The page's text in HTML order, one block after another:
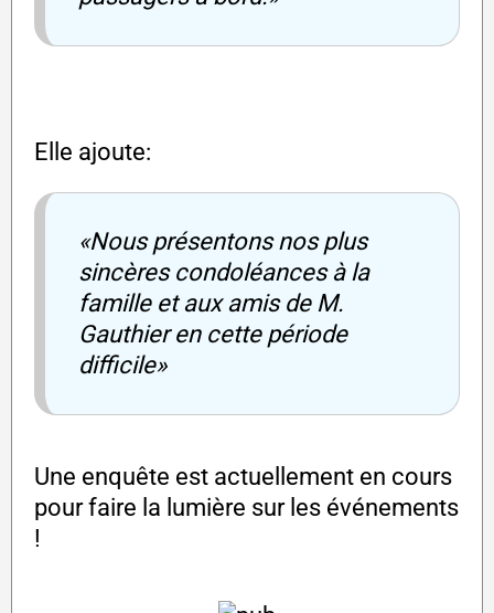
Elle ajoute:
«Nous présentons nos plus
sincères condoléances à la
famille et aux amis de M.
Gauthier en cette période
difficile»
Une enquête est actuellement en cours
pour faire la lumière sur les événements
!